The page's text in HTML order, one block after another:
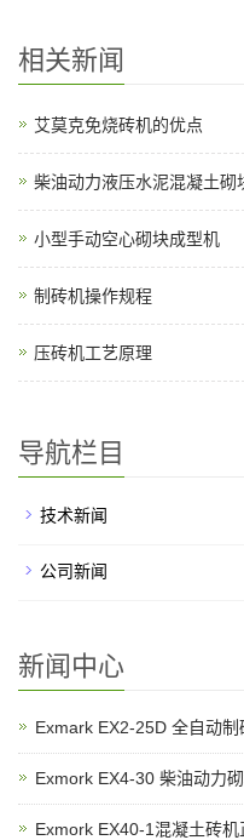
相关新闻
艾莫克免烧砖机的优点
柴油动力液压水泥混凝土砌
小型手动空心砌块成型机
制砖机操作规程
压砖机工艺原理
导航栏目
技术新闻
公司新闻
新闻中心
Exmark EX2-25D 全自动制
Exmork EX4-30 柴油动力
Exmork EX40-1混凝土砖